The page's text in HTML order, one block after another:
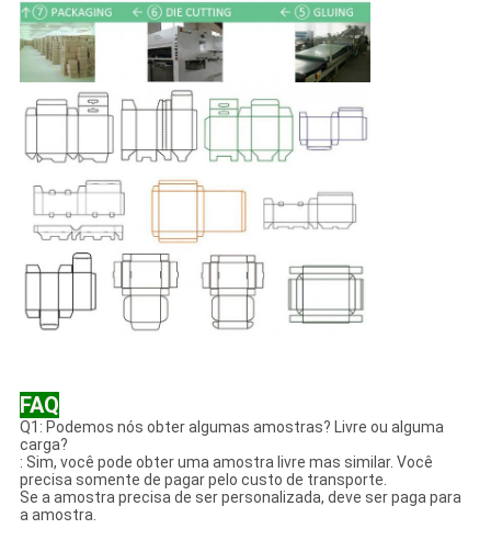
FAQ
Q1: Podemos nós obter algumas amostras? Livre ou alguma
carga?
: Sim, você pode obter uma amostra livre mas similar. Você
precisa somente de pagar pelo custo de transporte.
Se a amostra precisa de ser personalizada, deve ser paga para
a amostra.